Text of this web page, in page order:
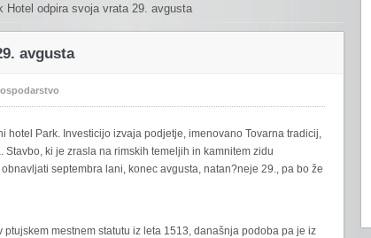
Hotel odpira svoja vrata 29. avgusta
avgusta
hotel Park. Investicijo izvaja podjetje, imenovano Tovarna tradicij,
ki je zrasla na rimskih temeljih in kamnitem zidu
septembra lani, konec avgusta, natan?neje 29., pa bo že
mestnem statutu iz leta 1513, današnja podoba pa je iz